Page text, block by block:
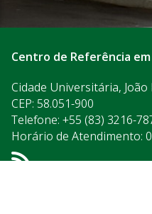
Centro de Referência em
Cidade Universitária, João
CEP: 58.051-900
Telefone: +55 (83) 3216-
Horário de Atendimento: